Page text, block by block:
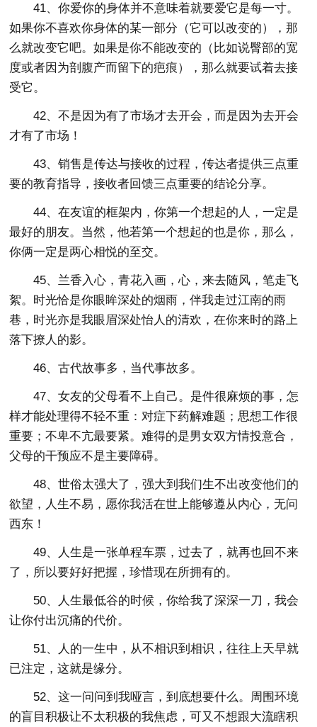
41、你爱你的身体并不意味着就要爱它是每一寸。
如果你不喜欢你身体的某一部分（它可以改变的），那
么就改变它吧。如果是你不能改变的（比如说臀部的宽
度或者因为剖腹产而留下的疤痕），那么就要试着去接
受它。
42、不是因为有了市场才去开会，而是因为去开会
才有了市场！
43、销售是传达与接收的过程，传达者提供三点重
要的教育指导，接收者回馈三点重要的结论分享。
44、在友谊的框架内，你第一个想起的人，一定是
最好的朋友。当然，他若第一个想起的也是你，那么，
你俩一定是两心相悦的至交。
45、兰香入心，青花入画，心，来去随风，笔走飞
絮。时光恰是你眼眸深处的烟雨，伴我走过江南的雨
巷，时光亦是我眼眉深处怡人的清欢，在你来时的路上
落下撩人的影。
46、古代故事多，当代事故多。
47、女友的父母看不上自己。是件很麻烦的事，怎
样才能处理得不轻不重：对症下药解难题；思想工作很
重要；不卑不亢最要紧。难得的是男女双方情投意合，
父母的干预应不是主要障碍。
48、世俗太强大了，强大到我们生不出改变他们的
欲望，人生不易，愿你我活在世上能够遵从内心，无问
西东！
49、人生是一张单程车票，过去了，就再也回不来
了，所以要好好把握，珍惜现在所拥有的。
50、人生最低谷的时候，你给我了深深一刀，我会
让你付出沉痛的代价。
51、人的一生中，从不相识到相识，往往上天早就
已注定，这就是缘分。
52、这一问问到我哑言，到底想要什么。周围环境
的盲目积极让不太积极的我焦虑，可又不想跟大流瞎积